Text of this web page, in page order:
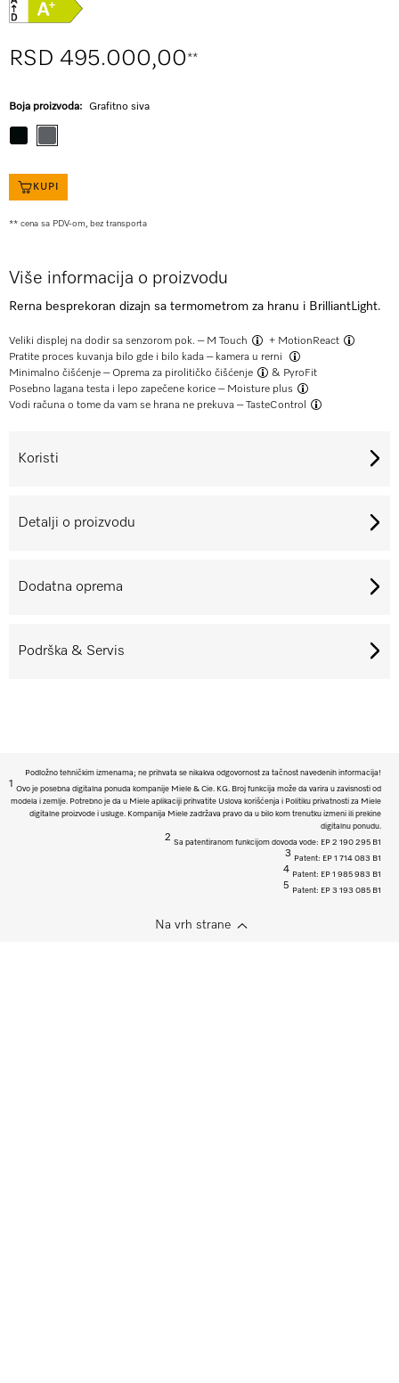
RSD 495.000,00**
Boja proizvoda: Grafitno siva
KUPI
** cena sa PDV-om, bez transporta
Više informacija o proizvodu
Rerna besprekoran dizajn sa termometrom za hranu i BrilliantLight.
Veliki displej na dodir sa senzorom pok. – M Touch + MotionReact
Pratite proces kuvanja bilo gde i bilo kada – kamera u rerni
Minimalno čišćenje – Oprema za pirolitičko čišćenje
& PyroFit
Posebno lagana testa i lepo zapečene korice – Moisture plus
Vodi računa o tome da vam se hrana ne prekuva –TasteControl
Koristi
Detalji o proizvodu
Dodatna oprema
Podrška & Servis
Podložno tehničkim izmenama; ne prihvata se nikakva odgovornost za tačnost navedenih informacija!
1
Ovo je posebna digitalna ponuda kompanije Miele & Cie. KG. Broj funkcija može da varira u zavisnosti od
modela i zemlje. Potrebno je da u Miele aplikaciji prihvatite Uslova korišćenja i Politiku privatnosti za Miele
digitalne proizvode i usluge. Kompanija Miele zadržava pravo da u bilo kom trenutku izmeni ili prekine
digitalnu ponudu.
2
Sa patentiranom funkcijom dovoda vode: EP 2 190 295 B1
3
Patent: EP 1 714 083 B1
4
Patent: EP 1 985 983 B1
5
Patent: EP 3 193 085 B1
Na vrh strane